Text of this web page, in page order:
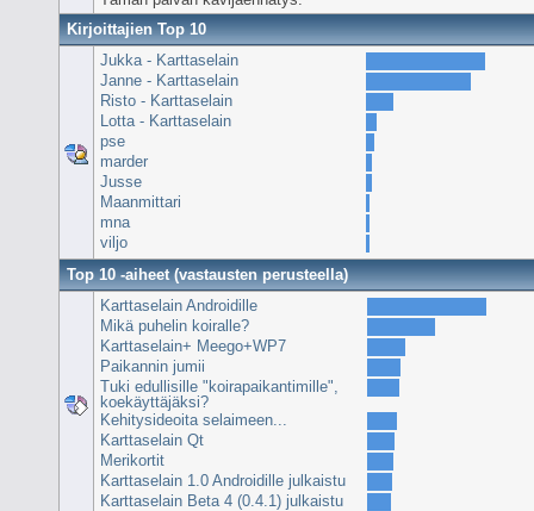
Kirjoittajien Top 10
Jukka - Karttaselain
Janne - Karttaselain
Risto - Karttaselain
Lotta - Karttaselain
pse
marder
Jusse
Maanmittari
mna
viljo
Top 10 -aiheet (vastausten perusteella)
Karttaselain Androidille
Mikä puhelin koiralle?
Karttaselain+ Meego+WP7
Paikannin jumii
Tuki edullisille "koirapaikantimille",
koekäyttäjäksi?
Kehitysideoita selaimeen...
Karttaselain Qt
Merikortit
Karttaselain 1.0 Androidille julkaistu
Karttaselain Beta 4 (0.4.1) julkaistu